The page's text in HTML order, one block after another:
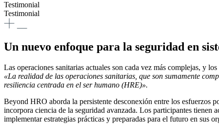
Testimonial
Testimonial
Un nuevo enfoque para la seguridad en
Las operaciones sanitarias actuales son cada vez más complejas, y
«La realidad de las operaciones sanitarias, que son sumamente
resiliencia centrada en el ser humano (HRE)».
Beyond HRO aborda la persistente desconexión entre los esfuerzos
incorpora ciencia de la seguridad avanzada. Los participantes tienen
implementar estrategias prácticas y preparadas para el futuro en sus